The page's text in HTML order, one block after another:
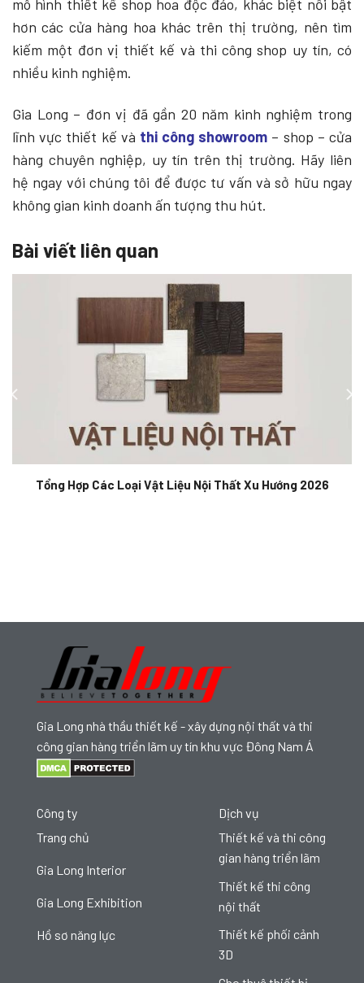
mô hình thiết kế shop hoa độc đáo, khác biệt nổi bật
hơn các cửa hàng hoa khác trên thị trường, nên tìm
kiếm một đơn vị thiết kế và thi công shop uy tín, có
nhiều kinh nghiệm.
Gia Long – đơn vị đã gần 20 năm kinh nghiệm trong
lĩnh vực thiết kế và thi công showroom – shop – cửa
hàng chuyên nghiệp, uy tín trên thị trường. Hãy liên
hệ ngay với chúng tôi để được tư vấn và sở hữu ngay
không gian kinh doanh ấn tượng thu hút.
Bài viết liên quan
Tổng Hợp Các Loại Vật Liệu Nội Thất Xu Hướng 2026
Gia Long nhà thầu thiết kế - xây dựng nội thất và thi
công gian hàng triển lãm uy tín khu vực Đông Nam Á
Công ty
Trang chủ
Gia Long Interior
Gia Long Exhibition
Hồ sơ năng lực
Dịch vụ
Thiết kế và thi công
gian hàng triển lãm
Thiết kế thi công
nội thất
Thiết kế phối cảnh
3D